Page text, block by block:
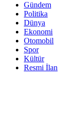
Gündem
Politika
Dünya
Ekonomi
Otomobil
Spor
Kültür
Resmi İlan